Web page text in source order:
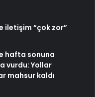
iletişim “çok zor”
hafta sonuna
vurdu: Yollar
mahsur kaldı